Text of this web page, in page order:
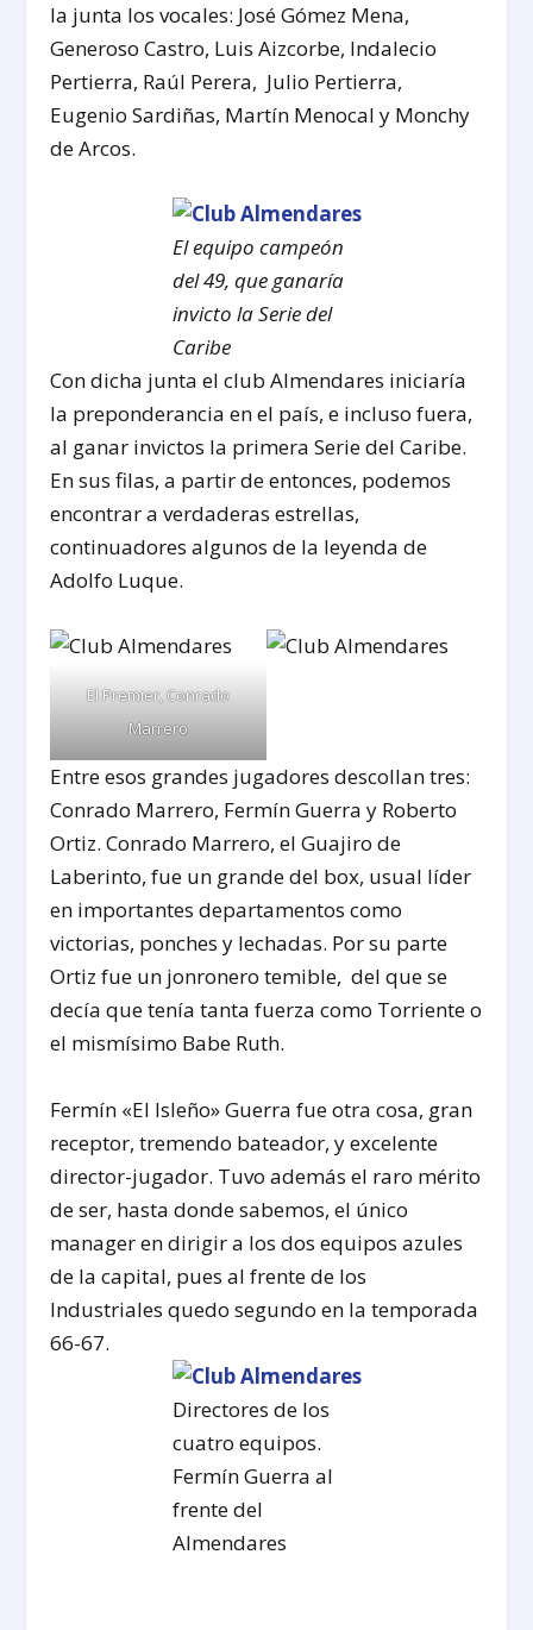
la junta los vocales: José Gómez Mena,
Generoso Castro, Luis Aizcorbe, Indalecio
Pertierra, Raúl Perera, Julio Pertierra,
Eugenio Sardiñas, Martín Menocal y Monchy
de Arcos.
El equipo campeón
del 49, que ganaría
invicto la Serie del
Caribe
Con dicha junta el club Almendares iniciaría
la preponderancia en el país, e incluso fuera,
al ganar invictos la primera Serie del Caribe.
En sus filas, a partir de entonces, podemos
encontrar a verdaderas estrellas,
continuadores algunos de la leyenda de
Adolfo Luque.
El Premier, Conrado
Marrero
Entre esos grandes jugadores descollan tres:
Conrado Marrero, Fermín Guerra y Roberto
Ortiz. Conrado Marrero, el Guajiro de
Laberinto, fue un grande del box, usual líder
en importantes departamentos como
victorias, ponches y lechadas. Por su parte
Ortiz fue un jonronero temible, del que se
decía que tenía tanta fuerza como Torriente o
el mismísimo Babe Ruth.
Fermín «El Isleño» Guerra fue otra cosa, gran
receptor, tremendo bateador, y excelente
director-jugador. Tuvo además el raro mérito
de ser, hasta donde sabemos, el único
manager en dirigir a los dos equipos azules
de la capital, pues al frente de los
Industriales quedo segundo en la temporada
66-67.
Directores de los
cuatro equipos.
Fermín Guerra al
frente del
Almendares